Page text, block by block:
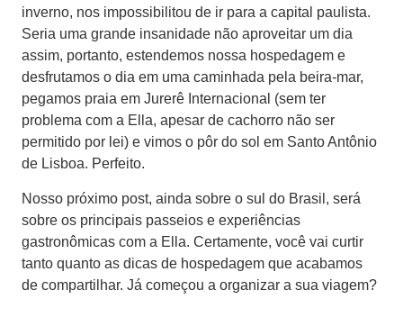
inverno, nos impossibilitou de ir para a capital paulista.
Seria uma grande insanidade não aproveitar um dia
assim, portanto, estendemos nossa hospedagem e
desfrutamos o dia em uma caminhada pela beira-mar,
pegamos praia em Jurerê Internacional (sem ter
problema com a Ella, apesar de cachorro não ser
permitido por lei) e vimos o pôr do sol em Santo Antônio
de Lisboa. Perfeito.
Nosso próximo post, ainda sobre o sul do Brasil, será
sobre os principais passeios e experiências
gastronômicas com a Ella. Certamente, você vai curtir
tanto quanto as dicas de hospedagem que acabamos
de compartilhar. Já começou a organizar a sua viagem?